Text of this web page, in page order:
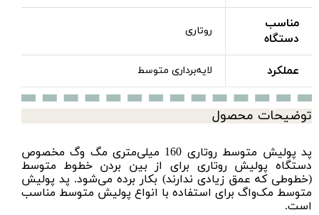
مناسب
دستگاه
روتاری
عملکرد لایه‌برداری متوسط
توضیحات محصول
پد پولیش متوسط روتاری 160 میلی‌متری مگ وگ مخصوص
دستگاه پولیش روتاری برای از بین بردن خطوط متوسط
(خطوطی که عمق زیادی ندارند) بکار برده می‌شود. پد پولیش
متوسط مک‌واگ برای استفاده با انواع پولیش متوسط مناسب
است.